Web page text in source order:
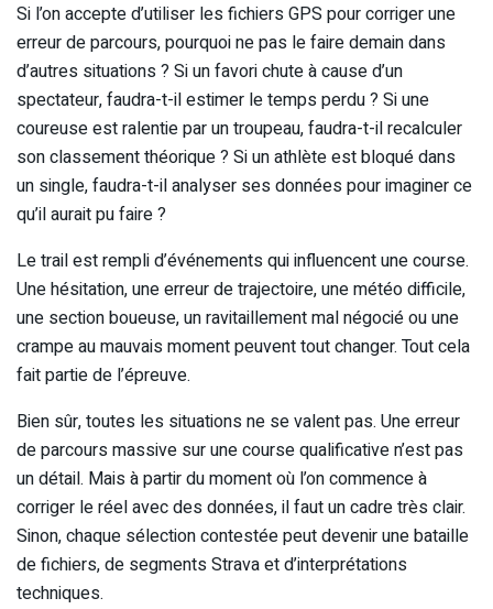
Si l’on accepte d’utiliser les fichiers GPS pour corriger une
erreur de parcours, pourquoi ne pas le faire demain dans
d’autres situations ? Si un favori chute à cause d’un
spectateur, faudra-t-il estimer le temps perdu ? Si une
coureuse est ralentie par un troupeau, faudra-t-il recalculer
son classement théorique ? Si un athlète est bloqué dans
un single, faudra-t-il analyser ses données pour imaginer ce
qu’il aurait pu faire ?
Le trail est rempli d’événements qui influencent une course.
Une hésitation, une erreur de trajectoire, une météo difficile,
une section boueuse, un ravitaillement mal négocié ou une
crampe au mauvais moment peuvent tout changer. Tout cela
fait partie de l’épreuve.
Bien sûr, toutes les situations ne se valent pas. Une erreur
de parcours massive sur une course qualificative n’est pas
un détail. Mais à partir du moment où l’on commence à
corriger le réel avec des données, il faut un cadre très clair.
Sinon, chaque sélection contestée peut devenir une bataille
de fichiers, de segments Strava et d’interprétations
techniques.